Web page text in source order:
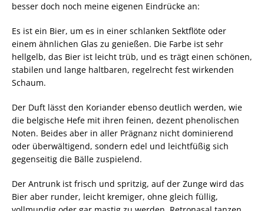
besser doch noch meine eigenen Eindrücke an:
Es ist ein Bier, um es in einer schlanken Sektflöte oder
einem ähnlichen Glas zu genießen. Die Farbe ist sehr
hellgelb, das Bier ist leicht trüb, und es trägt einen schönen,
stabilen und lange haltbaren, regelrecht fest wirkenden
Schaum.
Der Duft lässt den Koriander ebenso deutlich werden, wie
die belgische Hefe mit ihren feinen, dezent phenolischen
Noten. Beides aber in aller Prägnanz nicht dominierend
oder überwältigend, sondern edel und leichtfüßig sich
gegenseitig die Bälle zuspielend.
Der Antrunk ist frisch und spritzig, auf der Zunge wird das
Bier aber runder, leicht kremiger, ohne gleich füllig,